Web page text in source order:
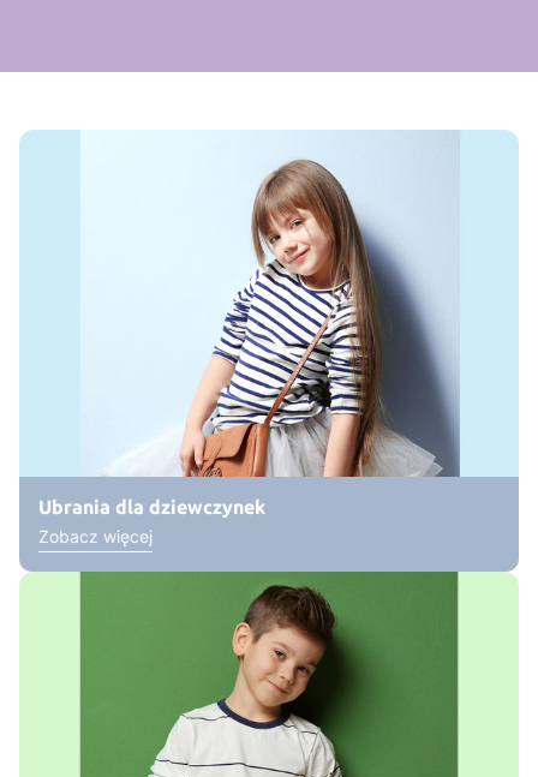
Ubrania dla dziewczynek
Zobacz więcej